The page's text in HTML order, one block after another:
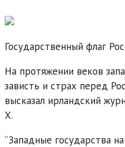
Государственный флаг
На протяжении веков
зависть и страх перед
высказал ирландский
X.
“Западные государства